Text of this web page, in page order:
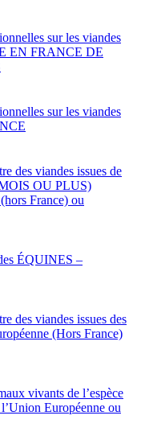
sur les viandes
EN FRANCE DE
sur les viandes
des viandes issues de
OU PLUS)
France) ou
ÉQUINES –
des viandes issues des
(Hors France)
vivants de l’espèce
Européenne ou